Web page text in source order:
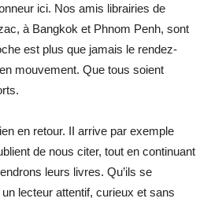
ici. Nos amis librairies de
à Bangkok et Phnom Penh, sont
est plus que jamais le rendez-
mouvement. Que tous soient
en retour. II arrive par exemple
de nous citer, tout en continuant
leurs livres. Qu’ils se
lecteur attentif, curieux et sans